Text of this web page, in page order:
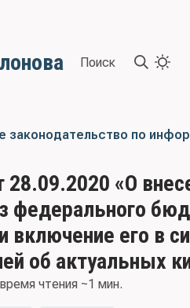
Поиск
законодательство по
«О
федерального
включение его в
об актуальных
время чтения ~1 мин.